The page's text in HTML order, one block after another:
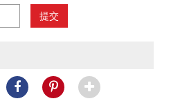
提交